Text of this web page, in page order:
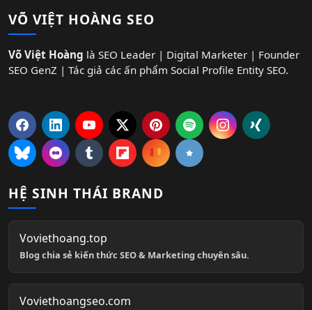
VÕ VIỆT HOÀNG SEO
Võ Việt Hoàng là SEO Leader | Digital Marketer | Founder
SEO GenZ | Tác giả các ấn phẩm Social Profile Entity SEO.
HỆ SINH THÁI BRAND
Voviethoang.top
Blog chia sẻ kiến thức SEO & Marketing chuyên sâu.
Voviethoangseo.com